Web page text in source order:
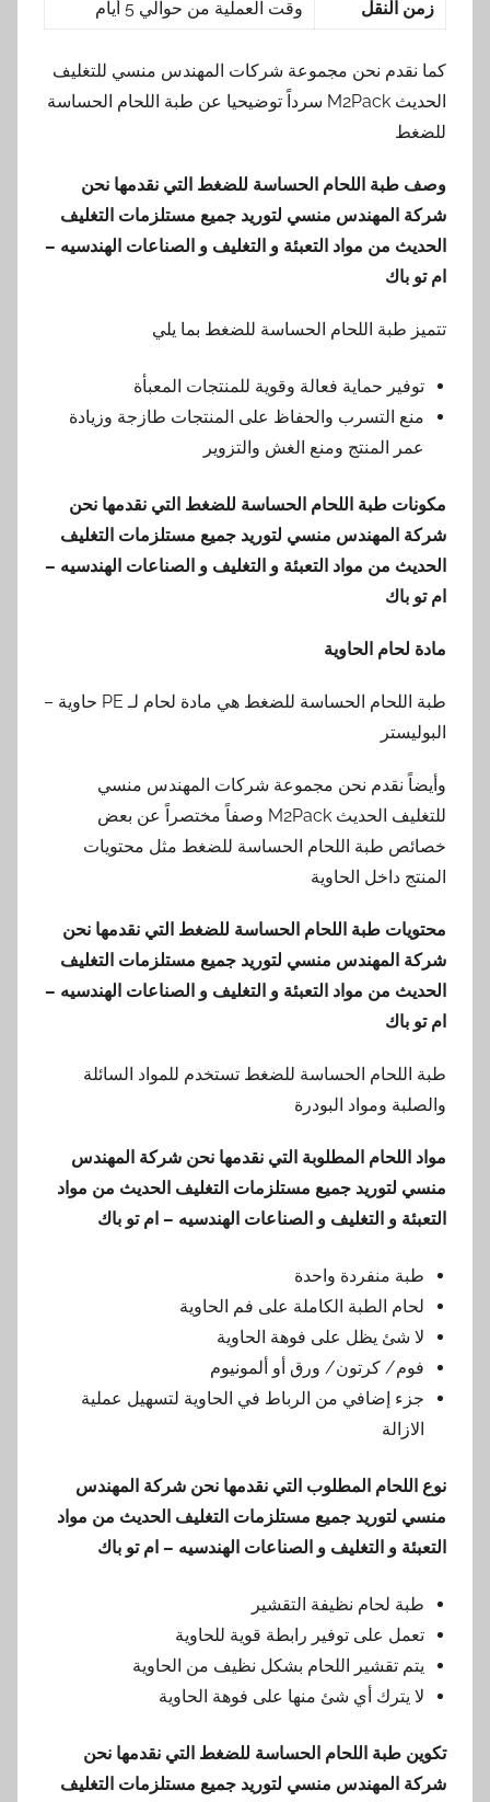
زمن النقل وقت العملية من حوالي 5 أيام
كما نقدم نحن مجموعة شركات المهندس منسي للتغليف
الحديث M2Pack سرداً توضيحيا عن طبة اللحام الحساسة
للضغط
وصف طبة اللحام الحساسة للضغط التي نقدمها نحن
شركة المهندس منسي لتوريد جميع مستلزمات التغليف
الحديث من مواد التعبئة و التغليف و الصناعات الهندسيه –
ام تو باك
تتميز طبة اللحام الحساسة للضغط بما يلي
توفير حماية فعالة وقوية للمنتجات المعبأة
منع التسرب والحفاظ على المنتجات طازجة وزيادة
عمر المنتج ومنع الغش والتزوير
مكونات طبة اللحام الحساسة للضغط التي نقدمها نحن
شركة المهندس منسي لتوريد جميع مستلزمات التغليف
الحديث من مواد التعبئة و التغليف و الصناعات الهندسيه –
ام تو باك
مادة لحام الحاوية
طبة اللحام الحساسة للضغط هي مادة لحام لـ PE حاوية –
البوليستر
وأيضاً نقدم نحن مجموعة شركات المهندس منسي
للتغليف الحديث M2Pack وصفاً مختصراً عن بعض
خصائص طبة اللحام الحساسة للضغط مثل محتويات
المنتج داخل الحاوية
محتويات طبة اللحام الحساسة للضغط التي نقدمها نحن
شركة المهندس منسي لتوريد جميع مستلزمات التغليف
الحديث من مواد التعبئة و التغليف و الصناعات الهندسيه –
ام تو باك
طبة اللحام الحساسة للضغط تستخدم للمواد السائلة
والصلبة ومواد البودرة
مواد اللحام المطلوبة التي نقدمها نحن شركة المهندس
منسي لتوريد جميع مستلزمات التغليف الحديث من مواد
التعبئة و التغليف و الصناعات الهندسيه – ام تو باك
طبة منفردة واحدة
لحام الطبة الكاملة على فم الحاوية
لا شئ يظل على فوهة الحاوية
فوم/ كرتون/ ورق أو ألمونيوم
جزء إضافي من الرباط في الحاوية لتسهيل عملية
الازالة
نوع اللحام المطلوب التي نقدمها نحن شركة المهندس
منسي لتوريد جميع مستلزمات التغليف الحديث من مواد
التعبئة و التغليف و الصناعات الهندسيه – ام تو باك
طبة لحام نظيفة التقشير
تعمل على توفير رابطة قوية للحاوية
يتم تقشير اللحام بشكل نظيف من الحاوية
لا يترك أي شئ منها على فوهة الحاوية
تكوين طبة اللحام الحساسة للضغط التي نقدمها نحن
شركة المهندس منسي لتوريد جميع مستلزمات التغليف